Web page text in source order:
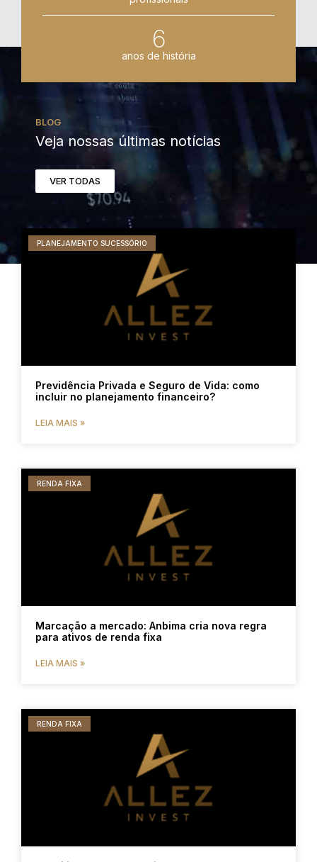
6
anos de história
BLOG
Veja nossas últimas notícias
VER TODAS
PLANEJAMENTO SUCESSÓRIO
Previdência Privada e Seguro de Vida: como
incluir no planejamento financeiro?
LEIA MAIS »
RENDA FIXA
Marcação a mercado: Anbima cria nova regra
para ativos de renda fixa
LEIA MAIS »
RENDA FIXA